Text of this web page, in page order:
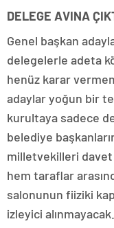
DELEGE AVINA
Genel başkan
delegelerle adeta
henüz karar
adaylar yoğun bir
kurultaya sadece
belediye
milletvekilleri
hem taraflar
salonunun fiiziki
izleyici alınmayacak.